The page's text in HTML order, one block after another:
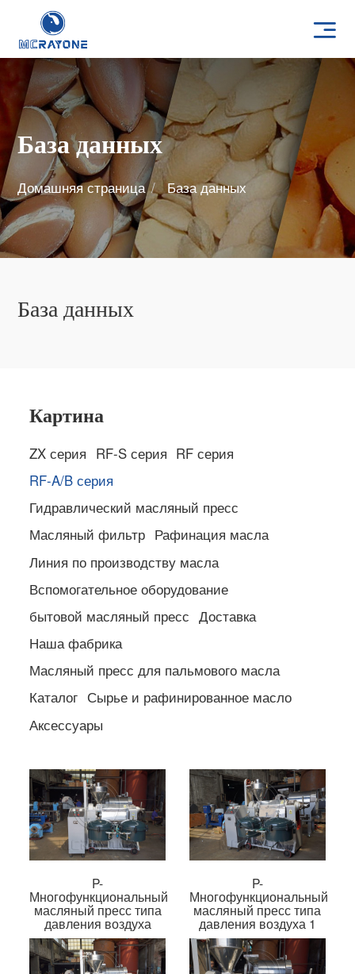
База данных
Домашняя страница База данных
База данных
Картина
ZX серия RF-S серия RF серия
RF-A/B серия
Гидравлический масляный пресс
Масляный фильтр Рафинация масла
Линия по производству масла
Вспомогательное оборудование
бытовой масляный пресс Доставка
Наша фабрика
Масляный пресс для пальмового масла
Каталог Сырье и рафинированное масло
Аксессуары
P-
Многофункциональный
масляный пресс типа
давления воздуха
P-
Многофункциональный
масляный пресс типа
давления воздуха 1